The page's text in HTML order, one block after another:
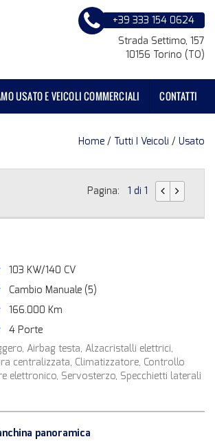
+39 333 154 0624
Strada Settimo, 157
10156 Torino (TO)
USATO E VEICOLI COMMERCIALI CONTATTI
Home / Tutti I Veicoli / Usato
Pagina: 1 di 1
103 KW/140 CV
Cambio Manuale (5)
166.000 Km
4 Porte
Airbag testa, Alzacristalli elettrici,
centralizzata, Climatizzatore, Controllo
elettronico, Servosterzo, Specchietti laterali
panoramica